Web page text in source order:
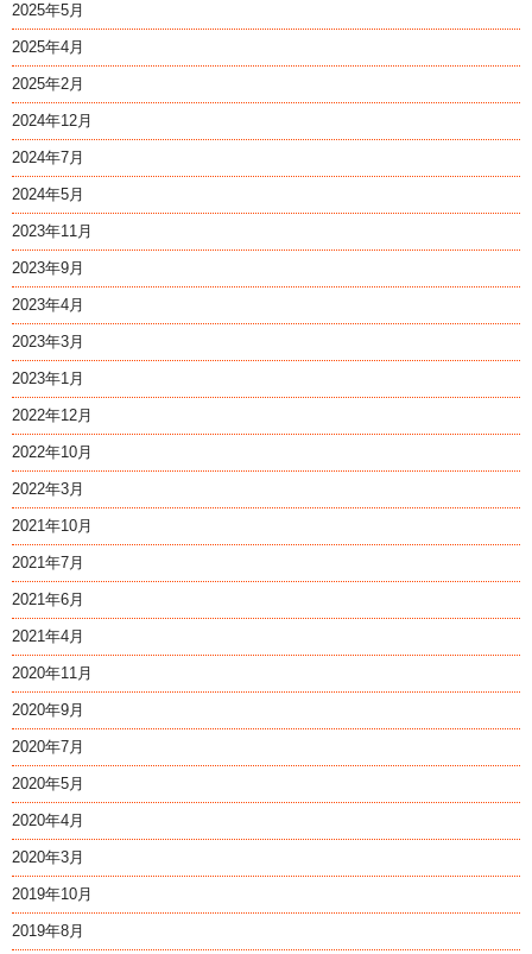
2025年5月
2025年4月
2025年2月
2024年12月
2024年7月
2024年5月
2023年11月
2023年9月
2023年4月
2023年3月
2023年1月
2022年12月
2022年10月
2022年3月
2021年10月
2021年7月
2021年6月
2021年4月
2020年11月
2020年9月
2020年7月
2020年5月
2020年4月
2020年3月
2019年10月
2019年8月